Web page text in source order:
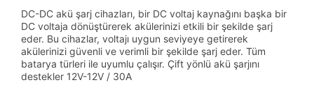
DC-DC akü şarj cihazları, bir DC voltaj kaynağını başka bir
DC voltaja dönüştürerek akülerinizi etkili bir şekilde şarj
eder. Bu cihazlar, voltajı uygun seviyeye getirerek
akülerinizi güvenli ve verimli bir şekilde şarj eder. Tüm
batarya türleri ile uyumlu çalışır. Çift yönlü akü şarjını
destekler 12V-12V / 30A